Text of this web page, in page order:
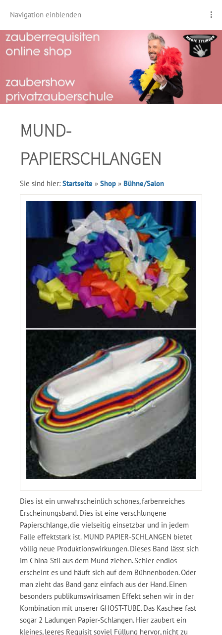
Navigation einblenden
MUND-
PAPIERSCHLANGEN
Sie sind hier: Startseite » Shop » Bühne/Salon
Dies ist ein unwahrscheinlich schönes, farbenreiches
Erscheinungsband. Dies ist eine verschlungene
Papierschlange, die vielseitig einsetzbar und in jedem
Falle effektstark ist. MUND PAPIER-SCHLANGEN bietet
völlig neue Produktionswirkungen. Dieses Band lässt sich
im China-Stil aus dem Mund ziehen. Schier endlos
erscheint es und häuft sich auf dem Bühnenboden. Oder
man zieht das Band ganz einfach aus der Hand. Einen
besonders publikumswirksamen Effekt sehen wir in der
Kombination mit unserer GHOST-TUBE. Das Kaschee fast
sogar 2 Ladungen Papier-Schlangen. Hier zaubert ein
kleines, leeres Requisit soviel Füllung hervor, nicht zu